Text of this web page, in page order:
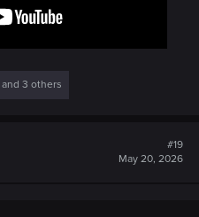
and 3 others
#19
May 20, 2026